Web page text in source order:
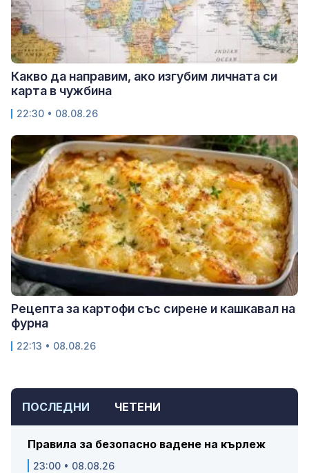
ПОСЛЕДНИ ЧЕТЕНИ
Правила за безопасно вадене на кърлеж
23:00 • 08.08.26
Какво да направим, ако изгубим личната си
карта в чужбина
22:30 • 08.08.26
Рецепта за картофи със сирене и кашкавал на
фурна
22:13 • 08.08.26